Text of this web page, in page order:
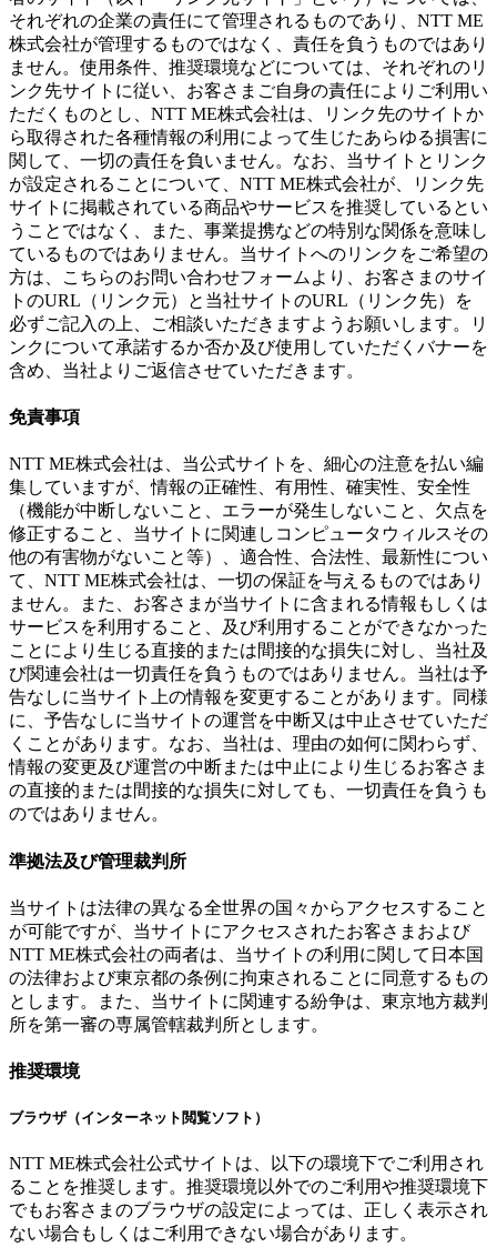
それぞれの企業の責任にて管理されるものであり、NTT ME
株式会社が管理するものではなく、責任を負うものではあり
ません。使用条件、推奨環境などについては、それぞれのリ
ンク先サイトに従い、お客さまご自身の責任によりご利用い
ただくものとし、NTT ME株式会社は、リンク先のサイトか
ら取得された各種情報の利用によって生じたあらゆる損害に
関して、一切の責任を負いません。なお、当サイトとリンク
が設定されることについて、NTT ME株式会社が、リンク先
サイトに掲載されている商品やサービスを推奨しているとい
うことではなく、また、事業提携などの特別な関係を意味し
ているものではありません。当サイトへのリンクをご希望の
方は、こちらのお問い合わせフォームより、お客さまのサイ
トのURL（リンク元）と当社サイトのURL（リンク先）を
必ずご記入の上、ご相談いただきますようお願いします。リ
ンクについて承諾するか否か及び使用していただくバナーを
含め、当社よりご返信させていただきます。
免責事項
NTT ME株式会社は、当公式サイトを、細心の注意を払い編
集していますが、情報の正確性、有用性、確実性、安全性
（機能が中断しないこと、エラーが発生しないこと、欠点を
修正すること、当サイトに関連しコンピュータウィルスその
他の有害物がないこと等）、適合性、合法性、最新性につい
て、NTT ME株式会社は、一切の保証を与えるものではあり
ません。また、お客さまが当サイトに含まれる情報もしくは
サービスを利用すること、及び利用することができなかった
ことにより生じる直接的または間接的な損失に対し、当社及
び関連会社は一切責任を負うものではありません。当社は予
告なしに当サイト上の情報を変更することがあります。同様
に、予告なしに当サイトの運営を中断又は中止させていただ
くことがあります。なお、当社は、理由の如何に関わらず、
情報の変更及び運営の中断または中止により生じるお客さま
の直接的または間接的な損失に対しても、一切責任を負うも
のではありません。
準拠法及び管理裁判所
当サイトは法律の異なる全世界の国々からアクセスすること
が可能ですが、当サイトにアクセスされたお客さまおよび
NTT ME株式会社の両者は、当サイトの利用に関して日本国
の法律および東京都の条例に拘束されることに同意するもの
とします。また、当サイトに関連する紛争は、東京地方裁判
所を第一審の専属管轄裁判所とします。
推奨環境
ブラウザ（インターネット閲覧ソフト）
NTT ME株式会社公式サイトは、以下の環境下でご利用され
ることを推奨します。推奨環境以外でのご利用や推奨環境下
でもお客さまのブラウザの設定によっては、正しく表示され
ない場合もしくはご利用できない場合があります。